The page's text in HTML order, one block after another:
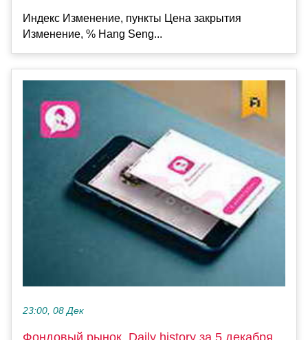
Индекс Изменение, пункты Цена закрытия
Изменение, % Hang Seng...
23:00, 08 Дек
Фондовый рынок, Daily history за 5 декабря